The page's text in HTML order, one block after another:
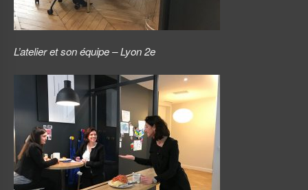
L’atelier et son équipe – Lyon 2e